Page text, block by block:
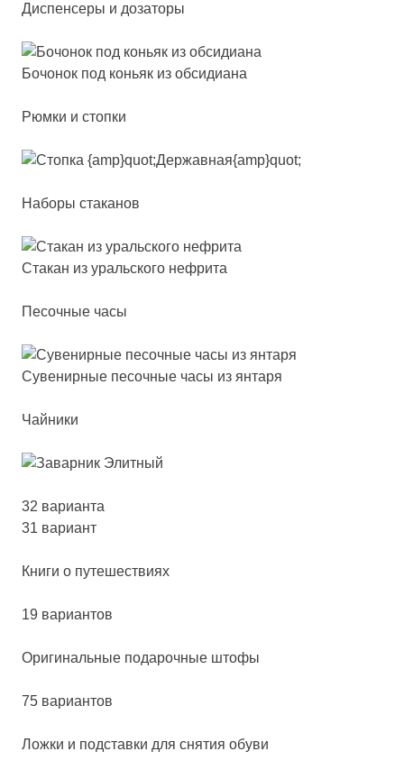
Диспенсеры и дозаторы
Бочо­нок под конь­як из об­си­ди­ана
Рюмки и стопки
Наборы стаканов
Ста­кан из ураль­ско­го неф­ри­та
Песочные часы
Суве­нир­ные пе­соч­ные ча­сы из ян­та­ря
Чайники
32 варианта
31 вариант
Кни­ги о пу­те­шес­тви­ях
19 вариантов
Ори­ги­наль­ные по­да­роч­ные што­фы
75 вариантов
Лож­ки и под­став­ки для сня­тия обу­ви